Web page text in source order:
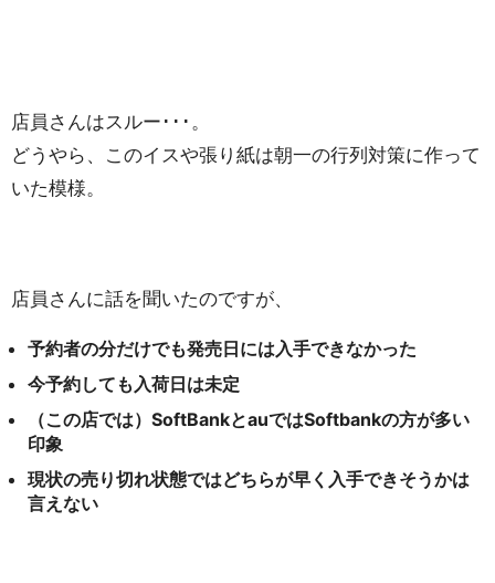
店員さんはスルー･･･。
どうやら、このイスや張り紙は朝一の行列対策に作って
いた模様。
店員さんに話を聞いたのですが、
予約者の分だけでも発売日には入手できなかった
今予約しても入荷日は未定
（この店では）SoftBankとauではSoftbankの方が多い
印象
現状の売り切れ状態ではどちらが早く入手できそうかは
言えない